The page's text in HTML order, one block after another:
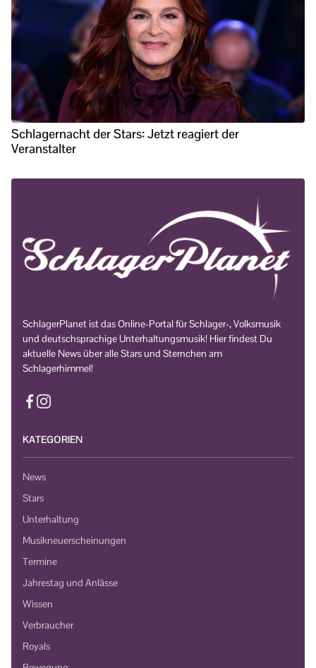
Schlagernacht der Stars: Jetzt reagiert der
Veranstalter
SchlagerPlanet ist das Online-Portal für Schlager-, Volksmusik
und deutschsprachige Unterhaltungsmusik! Hier findest Du
aktuelle News über alle Stars und Sternchen am
Schlagerhimmel!
KATEGORIEN
News
Stars
Unterhaltung
Musikneuerscheinungen
Termine
Jahrestag und Anlässe
Wissen
Verbraucher
Royals